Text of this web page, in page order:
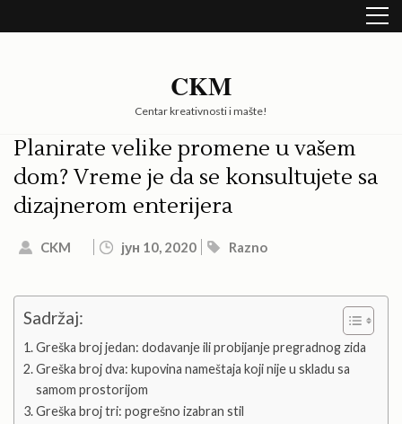
to
CKM
Centar kreativnosti i mašte!
Planirate velike promene u vašem
dom? Vreme je da se konsultujete sa
dizajnerom enterijera
CKM јун 10, 2020 Razno
Sadržaj:
Greška broj jedan: dodavanje ili probijanje pregradnog zida
Greška broj dva: kupovina nameštaja koji nije u skladu sa
samom prostorijom
Greška broj tri: pogrešno izabran stil